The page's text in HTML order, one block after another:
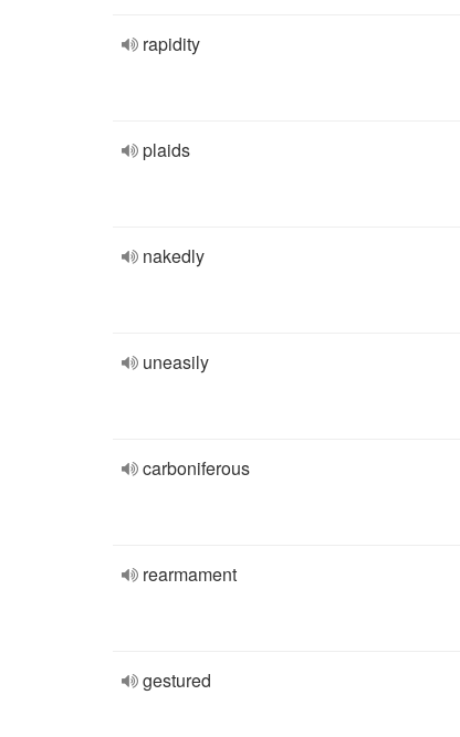
rapidity
plaids
nakedly
uneasily
carboniferous
rearmament
gestured